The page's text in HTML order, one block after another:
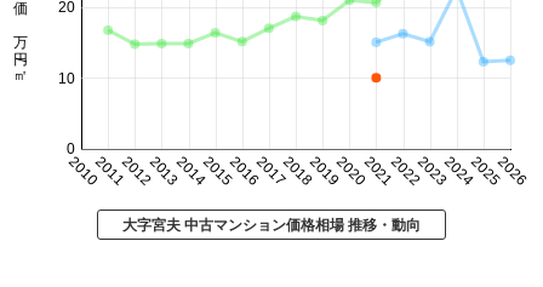
20102011201220132014201520162017201820192020202120222023202420252026
0
10
20
大字宮夫 中古マンション価格相場 推移・動向